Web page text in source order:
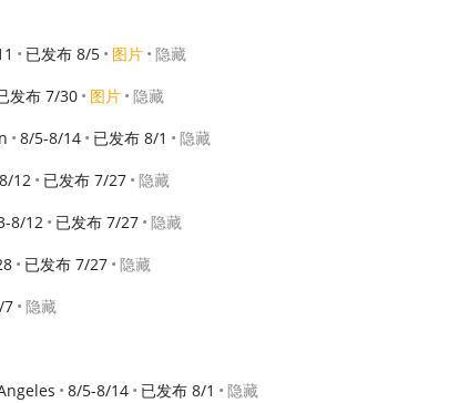
已发布 8/5 图片 隐藏
发布 7/30 图片 隐藏
8/5-8/14 已发布 8/1 隐藏
12 已发布 7/27 隐藏
8/12 已发布 7/27 隐藏
已发布 7/27 隐藏
7 隐藏
8/5-8/14 已发布 8/1 隐藏